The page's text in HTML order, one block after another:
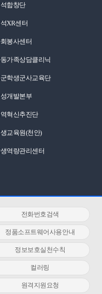
합창단
XR센터
봉사센터
가족상담클리닉
학생군사교육단
개발본부
혁신추진단
교육원(천안)
역량관리센터
전화번호검색
정품소프트웨어사용안내
정보보호실천수칙
컬러링
원격지원요청